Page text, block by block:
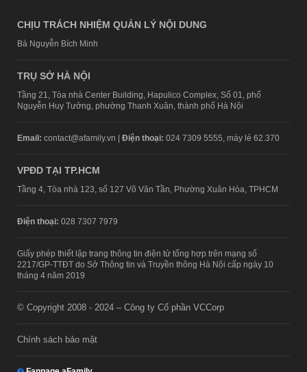
CHỊU TRÁCH NHIỆM QUẢN LÝ NỘI DUNG
Bà Nguyễn Bích Minh
TRỤ SỞ HÀ NỘI
Tầng 21, Tòa nhà Center Building, Hapulico Complex, Số 01, phố
Nguyễn Huy Tưởng, phường Thanh Xuân, thành phố Hà Nội
Email: contact@afamily.vn | Điện thoại: 024 7309 5555, máy lẻ 62.370
VPĐD TẠI TP.HCM
Tầng 4, Tòa nhà 123, số 127 Võ Văn Tần, Phường Xuân Hòa, TPHCM
Điện thoại: 028 7307 7979
Giấy phép thiết lập trang thông tin điện tử tổng hợp trên mạng số
2217/GP-TTĐT do Sở Thông tin và Truyền thông Hà Nội cấp ngày 10
tháng 4 năm 2019
© Copyright 2008 - 2024 – Công ty Cổ phần VCCorp
Chính sách bảo mật